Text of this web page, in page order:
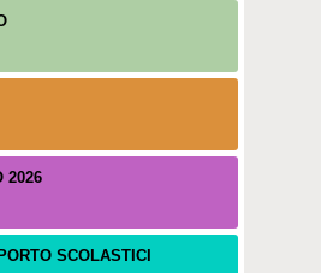
2026
SCOLASTICI